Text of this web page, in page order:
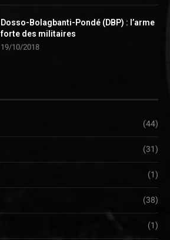
Dosso-Bolagbanti-Pondé (DBP) : l’arme
forte des militaires
19/10/2018
(44)
(31)
(1)
(38)
(1)